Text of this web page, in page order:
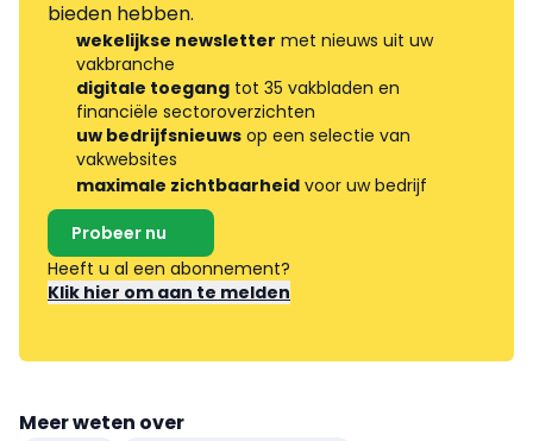
bieden hebben.
wekelijkse newsletter met nieuws uit uw
vakbranche
digitale toegang tot 35 vakbladen en
financiële sectoroverzichten
uw bedrijfsnieuws op een selectie van
vakwebsites
maximale zichtbaarheid voor uw bedrijf
Probeer nu
Heeft u al een abonnement?
Klik hier om aan te melden
Meer weten over